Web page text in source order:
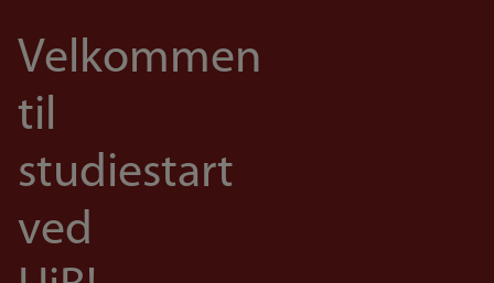
Velkommen
til
studiestart
ved